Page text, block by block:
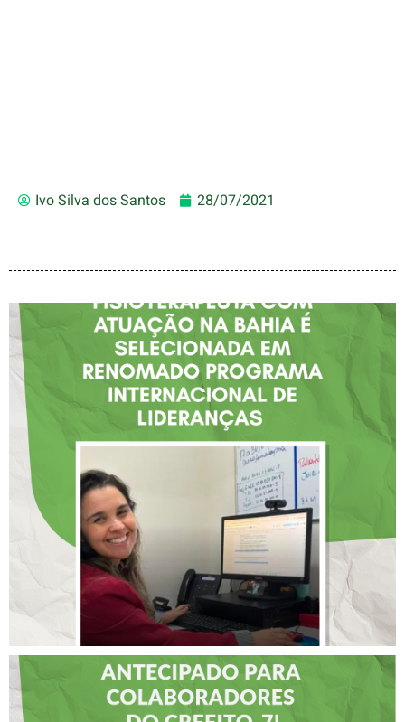
Ivo Silva dos Santos 28/07/2021
FISIOTERAPEUTA COM
ATUAÇÃO NA BAHIA É
SELECIONADA EM
RENOMADO PROGRAMA
INTERNACIONAL DE
LIDERANÇAS